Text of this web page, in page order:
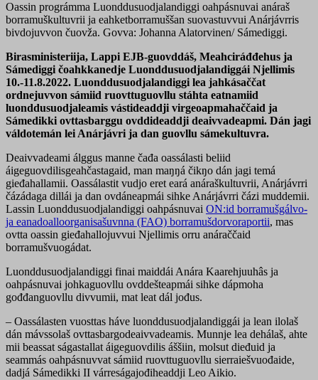
Oassin prográmma Luonddusuodjalandiggi oahpásnuvai anáraš
borramuškultuvrii ja eahketborramuššan suovastuvvui Anárjávrris
bivdojuvvon čuovža. Govva: Johanna Alatorvinen/ Sámediggi.
Birasministeriija, Lappi EJB-guovddáš, Meahciráđđehus ja
Sámediggi čoahkkanedje Luonddusuodjalandiggái Njellimis
10.-11.8.2022. Luonddusuodjalandiggi lea jahkásaččat
ordnejuvvon sámiid ruovttuguovllu stáhta eatnamiid
luonddusuodjaleamis vástideaddji virgeoapmahaččaid ja
Sámedikki ovttasbarggu ovddideaddji deaivvadeapmi. Dán jagi
váldotemán lei Anárjávri ja dan guovllu sámekultuvra.
Deaivvadeami álggus manne čađa oassálasti beliid
áigeguovdilisgeahčastagaid, man maŋŋá čikŋo dán jagi temá
gieđahallamii. Oassálastit vudjo eret eará anáraškultuvrii, Anárjávrri
čázádaga dillái ja dan ovdáneapmái sihke Anárjávrri čázi muddemii.
Lassin Luonddusuodjalandiggi oahpásnuvai ON:id borramušgálvo-
ja eanadoalloorganisašuvnna (FAO) borramušdorvoraportii, mas
ovtta oassin gieđahallojuvvui Njellimis orru anáraččaid
borramušvuogádat.
Luonddusuodjalandiggi finai maiddái Anára Kaarehjuuhâs ja
oahpásnuvai johkaguovllu ovddešteapmái sihke dápmoha
gođđanguovllu divvumii, mat leat dál jođus.
– Oassálasten vuosttas háve luonddusuodjalandiggái ja lean ilolaš
dán mávssolaš ovttasbargodeaivvadeamis. Munnje lea dehálaš, ahte
mii beassat ságastallat áigeguovdilis áššiin, molsut dieđuid ja
seammás oahpásnuvvat sámiid ruovttuguovllu sierraiešvuođaide,
dadjá Sámedikki II várreságajođiheaddji Leo Aikio.